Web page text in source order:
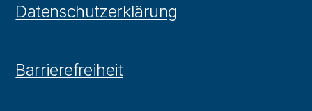
Datenschutzerklärung
Barrierefreiheit